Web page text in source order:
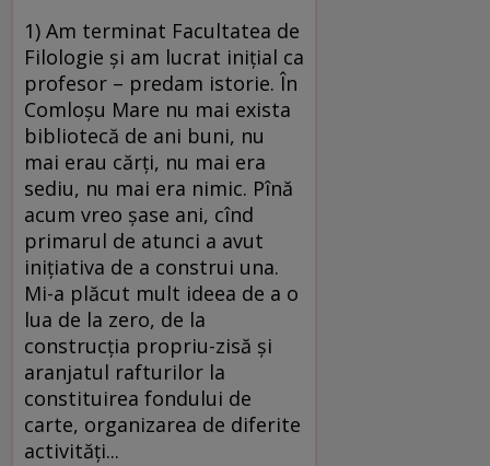
1) Am terminat Facultatea de
Filologie şi am lucrat iniţial ca
profesor – predam istorie. În
Comloşu Mare nu mai exista
bibliotecă de ani buni, nu
mai erau cărţi, nu mai era
sediu, nu mai era nimic. Pînă
acum vreo şase ani, cînd
primarul de atunci a avut
iniţiativa de a construi una.
Mi-a plăcut mult ideea de a o
lua de la zero, de la
construcţia propriu-zisă şi
aranjatul rafturilor la
constituirea fondului de
carte, organizarea de diferite
activităţi...